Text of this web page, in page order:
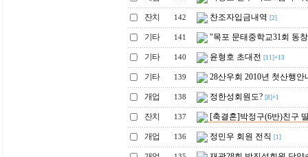
잔치 142 찬조자입금내역 [2]
기타 141 "목포 문태중학교31회 동
기타 140 윤형호 초대전 [11]+13
기타 139 28산우회 2010년 첫산행안
개업 138 정한성회원도? [8]+1
잔치 137 [축결혼]박정구(6반)친구
개업 136 정민우 회원 전직 [1]